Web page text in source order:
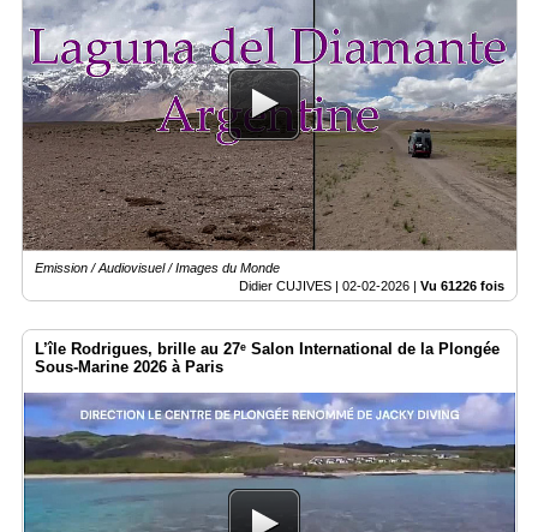
Emission / Audiovisuel / Images du Monde
Didier CUJIVES | 02-02-2026 | Vu 61226 fois
L’île Rodrigues, brille au 27ᵉ Salon International de la Plongée
Sous-Marine 2026 à Paris